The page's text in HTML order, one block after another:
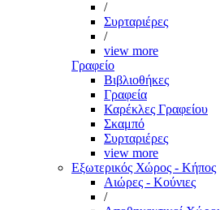
/
Συρταριέρες
/
view more
Γραφείο
Βιβλιοθήκες
Γραφεία
Καρέκλες Γραφείου
Σκαμπό
Συρταριέρες
view more
Εξωτερικός Χώρος - Κήπος
Αιώρες - Κούνιες
/